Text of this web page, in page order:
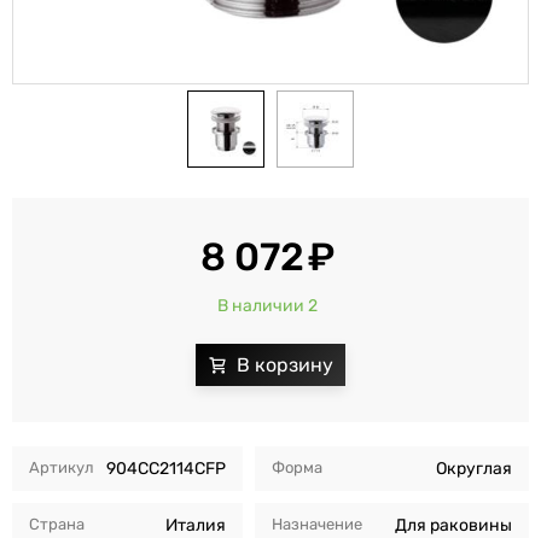
Артикул 904CC2114CFP
Страна Италия
Форма Округлая
Назначение Для раковины
8 072
В наличии 2